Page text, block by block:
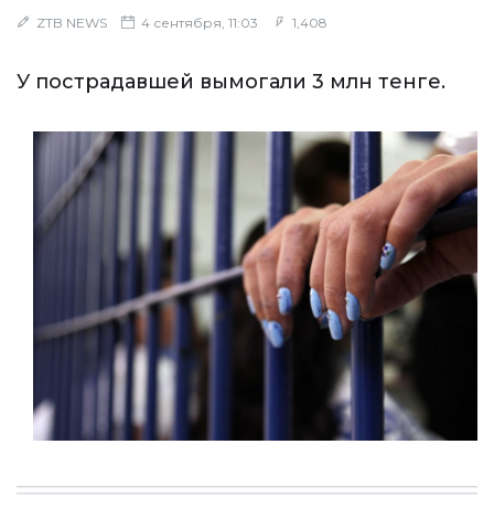
ZTB NEWS 4 сентября, 11:03 1,408
У пострадавшей вымогали 3 млн тенге.